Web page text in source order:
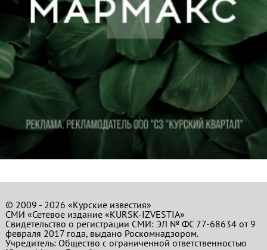
© 2009 - 2026 «Курские известия»
СМИ «Сетевое издание «KURSK-IZVESTIA»
Свидетельство о регистрации СМИ: ЭЛ № ФС 77-68634 от 9
февраля 2017 года, выдано Роскомнадзором.
Учредитель: Общество с ограниченной ответственностью